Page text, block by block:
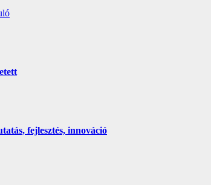
fejlesztés, innováció